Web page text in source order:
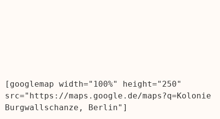
[googlemap width="100%" height="250"
src="https://maps.google.de/maps?q=Kolonie
Burgwallschanze, Berlin"]